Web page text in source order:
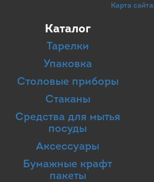
Карта сайта
Каталог
Тарелки
Упаковка
Столовые приборы
Стаканы
Средства для мытья
посуды
Аксессуары
Бумажные крафт
пакеты